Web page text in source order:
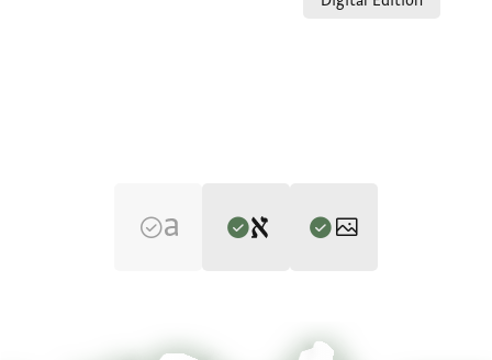
S. D. Goitein's unpublished edition (1950–85).